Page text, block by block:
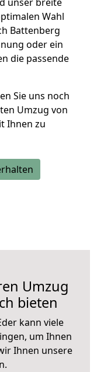
Wahl
Battenberg
oder ein
die passende
Sie uns noch
Umzug von
Ihnen zu
Umzug
bieten
kann viele
um Ihnen
Ihnen unsere